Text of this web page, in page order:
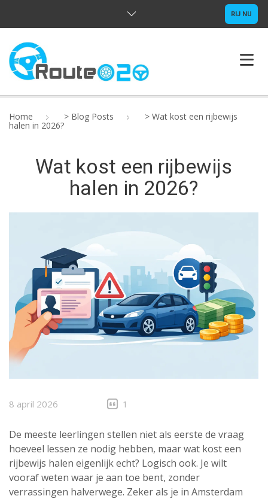
RIJ NU
RIJLESSEN
Home > Blog Posts > Wat kost een rijbewijs
halen in 2026?
Wat kost een rijbewijs
halen in 2026?
8 april 2026 1
De meeste leerlingen stellen niet als eerste de vraag
hoeveel lessen ze nodig hebben, maar wat kost een
rijbewijs halen eigenlijk echt? Logisch ook. Je wilt
vooraf weten waar je aan toe bent, zonder
verrassingen halverwege. Zeker als je in Amsterdam